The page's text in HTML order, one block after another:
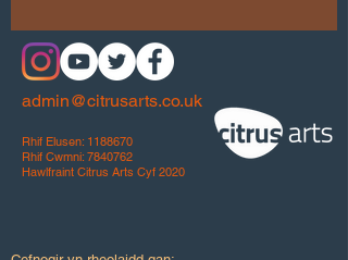
admin@citrusarts.co.uk
Rhif Elusen: 1188670
Rhif Cwmni: 7840762
Hawlfraint Citrus Arts Cyf 2020